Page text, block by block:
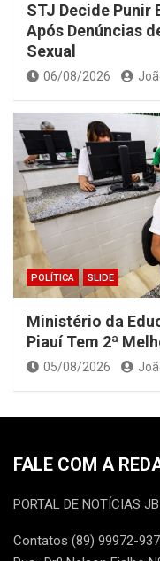
STJ Decide Punir
Após Denúncias
Sexual
06/08/2026
POLÍTICA SLIDE
Ministério da
Piauí Tem 2ª
05/08/2026
FALE COM A
PORTAL DE NOTÍCIAS JB
Contatos (89) 99972-